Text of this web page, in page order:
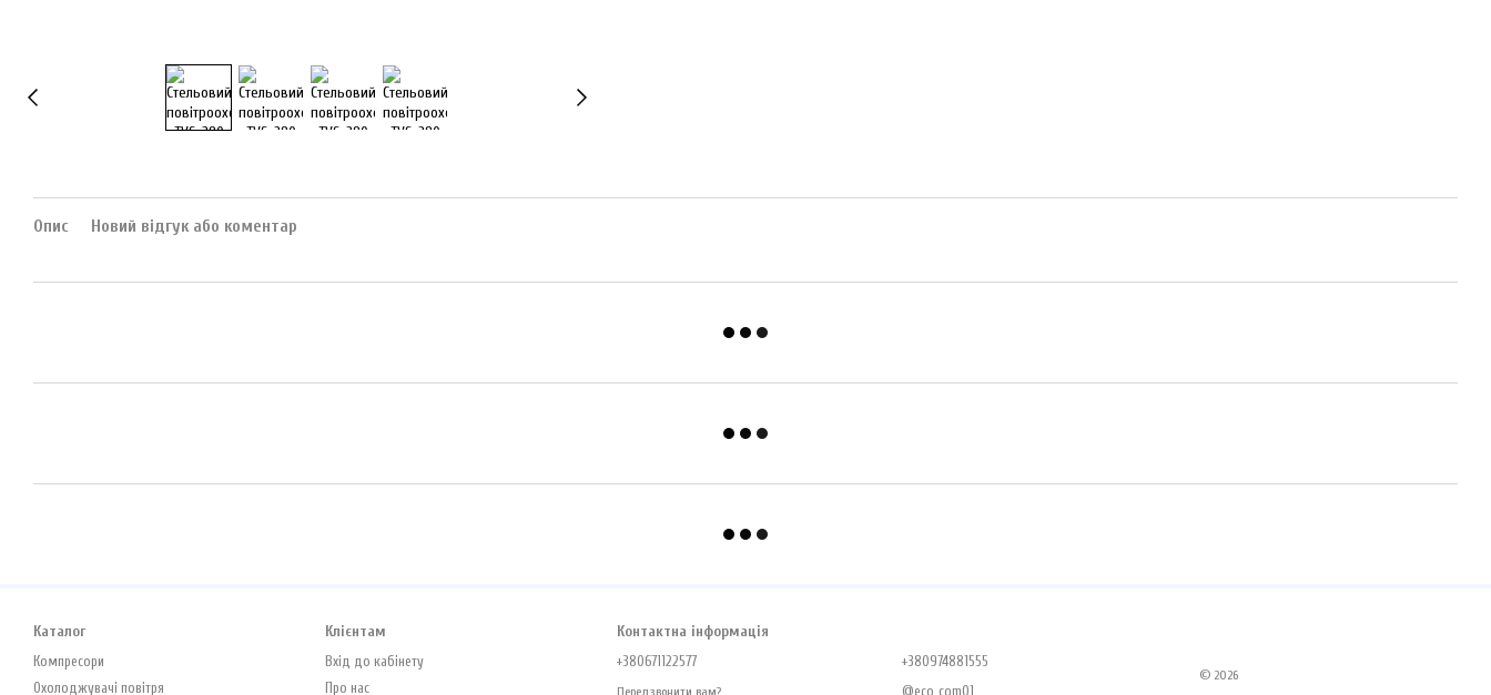
Опис Новий відгук або коментар
Каталог
Компресори
Охолоджувачі повітря
Клієнтам
Вхід до кабінету
Про нас
Контактна інформація
+380671122577
Передзвонити вам?
+380974881555
@eco_com01
© 2026